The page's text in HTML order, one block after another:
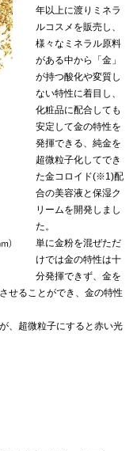
年以上に渡りミネラ
ルコスメを販売し、
様々なミネラル原料
がある中から「金」
が持つ酸化や変質し
ない特性に着目し、
化粧品に配合しても
安定して金の特性を
発揮できる、純金を
超微粒子化してでき
た金コロイド(※1)配
合の美容液と保湿ク
リームを開発しまし
た。
単に金粉を混ぜただ
けでは金の特性は十
分発揮できず、金を
せることができ、金の特性
、超微粒子にすると赤い光